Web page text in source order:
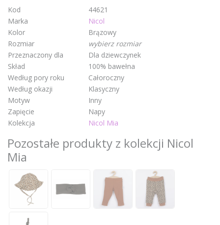
Kod
44621
Marka
Nicol
Kolor
Brązowy
Rozmiar
wybierz rozmiar
Przeznaczony dla
Dla dziewczynek
Skład
100% bawełna
Według pory roku
Całoroczny
Według okazji
Klasyczny
Motyw
Inny
Zapięcie
Napy
Kolekcja
Nicol Mia
Pozostałe produkty z kolekcji Nicol
Mia